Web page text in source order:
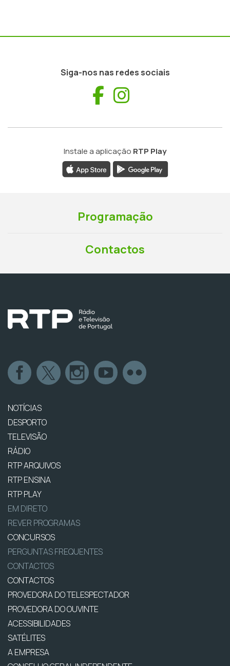
Siga-nos nas redes sociais
Facebook
Instale a aplicação RTP Play
Programação
Contactos
NOTÍCIAS
DESPORTO
TELEVISÃO
RÁDIO
RTP ARQUIVOS
RTP ENSINA
RTP PLAY
EM DIRETO
REVER PROGRAMAS
CONCURSOS
PERGUNTAS FREQUENTES
CONTACTOS
CONTACTOS
PROVEDORA DO TELESPECTADOR
PROVEDORA DO OUVINTE
ACESSIBILIDADES
SATÉLITES
A EMPRESA